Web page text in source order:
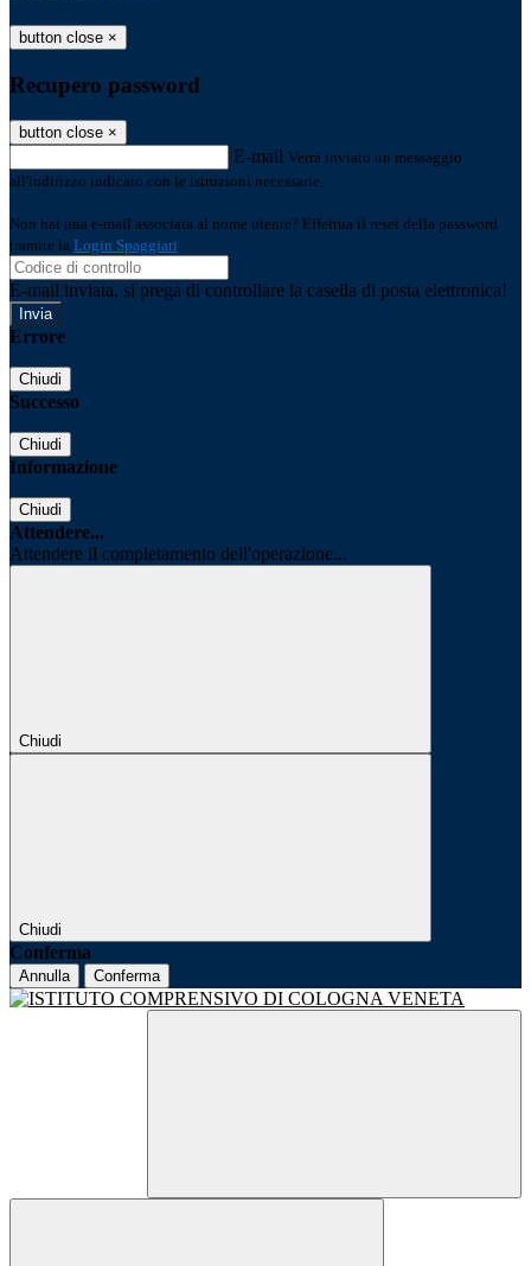
button close ×
Recupero password
button close ×
E-mail Verrà inviato un messaggio
all'indirizzo indicato con le istruzioni necessarie.
Non hai una e-mail associata al nome utente? Effettua il reset della password
tramite la Login Spaggiari
E-mail inviata, si prega di controllare la casella di posta elettronica!
Errore
Chiudi
Successo
Chiudi
Informazione
Chiudi
Attendere...
Attendere il completamento dell'operazione...
Chiudi
Chiudi
Conferma
Annulla Conferma